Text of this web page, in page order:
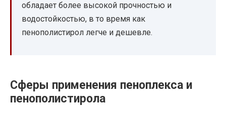
обладает более высокой прочностью и
водостойкостью, в то время как
пенополистирол легче и дешевле.
Сферы применения пеноплекса и
пенополистирола